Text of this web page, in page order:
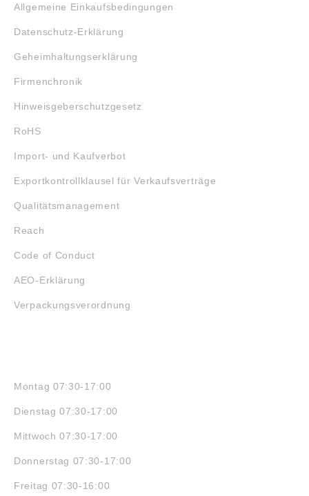
Allgemeine Einkaufsbedingungen
Datenschutz-Erklärung
Geheimhaltungserklärung
Firmenchronik
Hinweisgeberschutzgesetz
RoHS
Import- und Kaufverbot
Exportkontrollklausel für Verkaufsverträge
Qualitätsmanagement
Reach
Code of Conduct
AEO-Erklärung
Verpackungsverordnung
Montag 07:30-17:00
Dienstag 07:30-17:00
Mittwoch 07:30-17:00
Donnerstag 07:30-17:00
Freitag 07:30-16:00